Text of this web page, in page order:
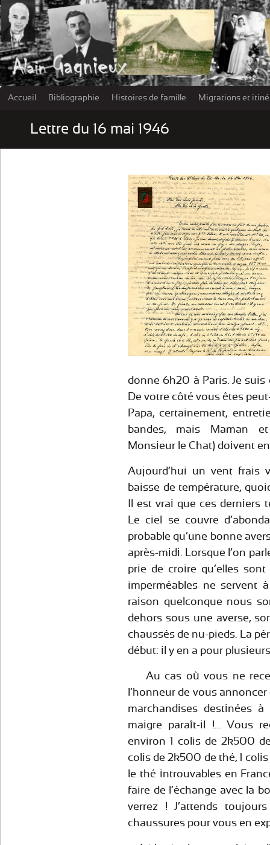
Accueil Bibliographie Histoires de famille Migrations et
Lettre du 16 mai 1946
donne 6h20 à Paris. Je
De votre côté vous êtes
Papa, certainement,
bandes, mais Maman
Monsieur le Chat) doivent
Aujourd’hui un vent frais
baisse de température,
Il est vrai que ces derniers
Le ciel se couvre
probable qu’une bonne
après-midi. Lorsque l’on
prie de croire qu’elles
imperméables ne servent
raison quelconque nous
dehors sous une averse,
chaussés de nu-pieds. La
début: il y en a pour
Au cas où vous ne
l’honneur de vous
marchandises destinées
maigre paraît-il !… Vous
environ 1 colis de 2k500
colis de 2k500 de thé, 1
le thé introuvables en
faire de l’échange avec la
verrez ! J’attends
chaussures pour vous en